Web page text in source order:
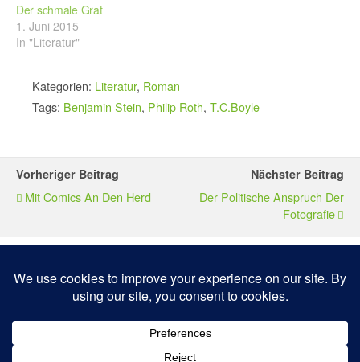
Der schmale Grat
1. Juni 2015
In "Literatur"
Kategorien: Literatur, Roman
Tags: Benjamin Stein, Philip Roth, T.C.Boyle
Vorheriger Beitrag
Mit Comics An Den Herd
Nächster Beitrag
Der Politische Anspruch Der
Fotografie
Zum Seitenanfang
Mobil Desktop